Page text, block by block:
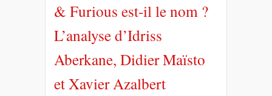
& Furious est-il le nom ?
L’analyse d’Idriss
Aberkane, Didier Maïsto
et Xavier Azalbert